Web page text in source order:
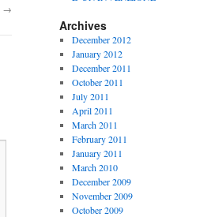
→
Archives
December 2012
January 2012
December 2011
October 2011
July 2011
April 2011
March 2011
February 2011
January 2011
March 2010
December 2009
November 2009
October 2009